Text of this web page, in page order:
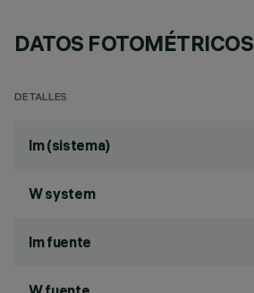
DATOS FOTOMÉTRICOS
DETALLES
lm (sistema)
W system
lm fuente